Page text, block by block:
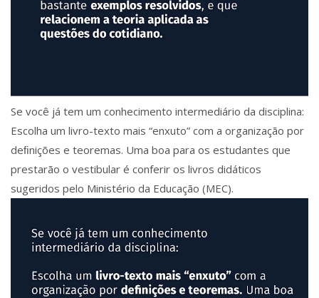
Se você já tem um conhecimento intermediário da disciplina:
Escolha um livro-texto mais “enxuto” com a organização por
deﬁnições e teoremas. Uma boa para os estudantes que
prestarão o vestibular é conferir os livros didáticos
sugeridos pelo Ministério da Educação (MEC).